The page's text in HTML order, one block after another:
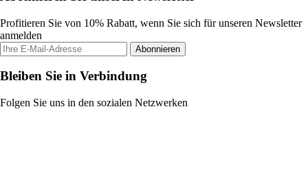
Profitieren Sie von 10% Rabatt, wenn Sie sich für unseren Newsletter
anmelden
Abonnieren
Bleiben Sie in Verbindung
Folgen Sie uns in den sozialen Netzwerken